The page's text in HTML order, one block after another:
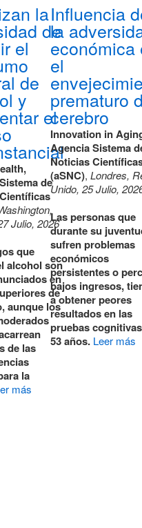
la
de
el
de
y
el
de
Julio, 2026
que
alcohol son
en
de
aunque los
de las
la
más
Influencia
la
económica
el
prematuro
cerebro
Innovation in
Agencia Sistema
Noticias
(aSNC), Londres,
Unido, 25 Julio,
Las personas que
durante su
sufren problemas
económicos
persistentes o
bajos ingresos,
a obtener peores
resultados en las
pruebas
53 años. Leer más